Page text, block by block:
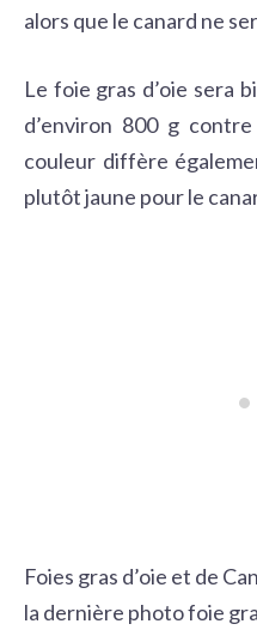
alors que le canard ne
Le foie gras d’oie sera
d’environ 800 g
couleur diffère
plutôt jaune pour le
Foies gras d’oie et de
la dernière photo foie